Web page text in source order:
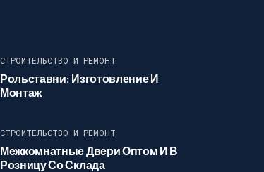
СТРОИТЕЛЬСТВО И РЕМОНТ
Рольставни: Изготовление И
Монтаж
СТРОИТЕЛЬСТВО И РЕМОНТ
Межкомнатные Двери Оптом И В
Розницу Со Склада